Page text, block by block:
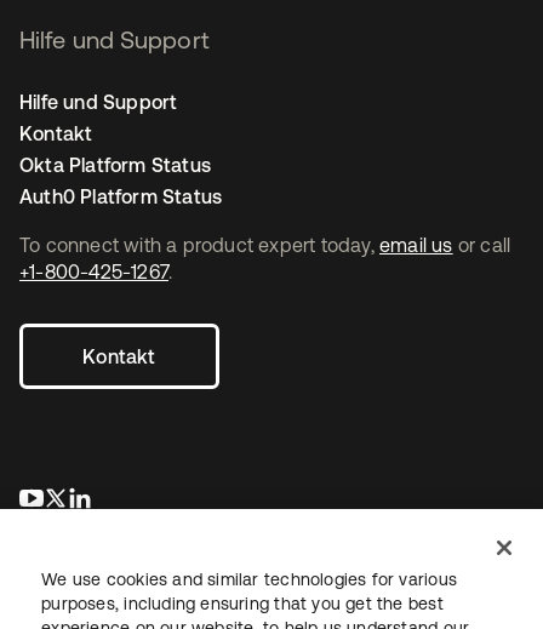
To connect with a product expert today, email us or call
+1-800-425-1267.
Kontakt
wird in einer neuen Registerkarte geöffnet
wird in einer neuen Registerkarte geöffnet
Hilfe und Support
Hilfe und Support
Kontakt
Okta Platform Status
Auth0 Platform Status
We use cookies and similar technologies for various
purposes, including ensuring that you get the best